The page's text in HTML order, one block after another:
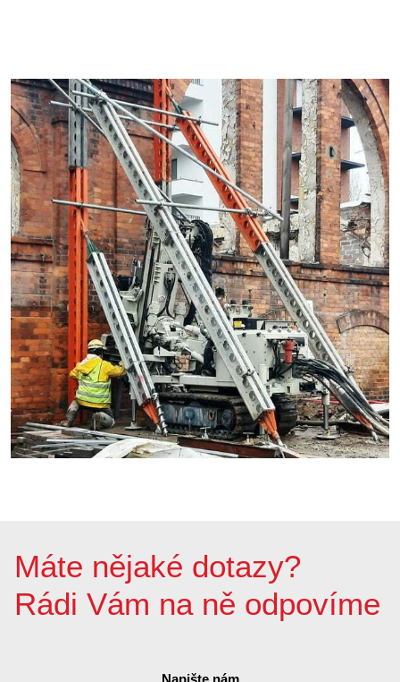
Tunelářské práce
Torkret – stříkaný beton
Geotermální piloty a mikropiloty
Technologií
Vyplňování dutin
Zprávy
Máte nějaké dotazy?
Rádi Vám na ně odpovíme